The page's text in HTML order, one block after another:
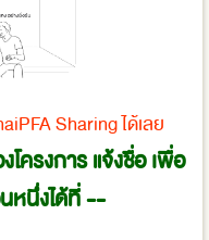
Sharing ได้เลย
ครงการ แจ้งชื่อ เพื่อ
หนึ่งได้ที่ --